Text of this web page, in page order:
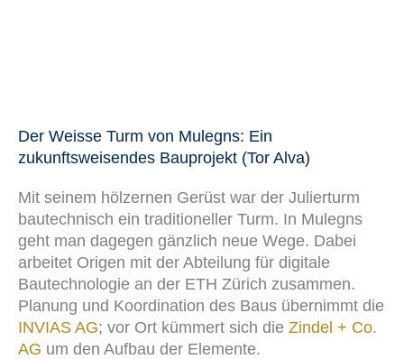
Der Weisse Turm von Mulegns: Ein
zukunftsweisendes Bauprojekt (Tor Alva)
Mit seinem hölzernen Gerüst war der Julierturm
bautechnisch ein traditioneller Turm. In Mulegns
geht man dagegen gänzlich neue Wege. Dabei
arbeitet Origen mit der Abteilung für digitale
Bautechnologie an der ETH Zürich zusammen.
Planung und Koordination des Baus übernimmt die
INVIAS AG; vor Ort kümmert sich die Zindel + Co.
AG um den Aufbau der Elemente.